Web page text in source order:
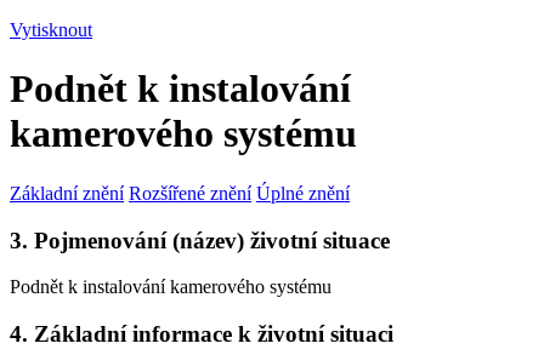
Vytisknout
Podnět k instalování
kamerového systému
Základní znění Rozšířené znění Úplné znění
3. Pojmenování (název) životní situace
Podnět k instalování kamerového systému
4. Základní informace k životní situaci